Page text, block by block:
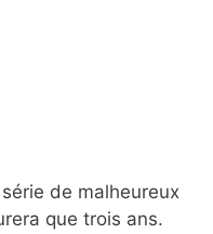
de malheureux
que trois ans.